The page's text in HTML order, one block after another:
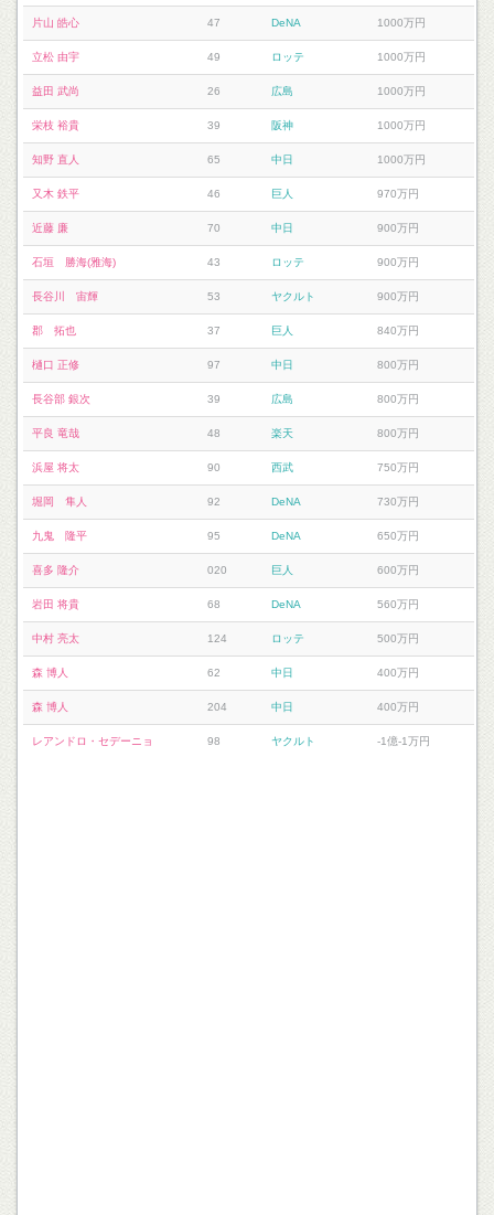
片山 皓心 47 DeNA 1000万円
立松 由宇 49 ロッテ 1000万円
益田 武尚 26 広島 1000万円
栄枝 裕貴 39 阪神 1000万円
知野 直人 65 中日 1000万円
又木 鉄平 46 巨人 970万円
近藤 廉 70 中日 900万円
石垣 勝海(雅海) 43 ロッテ 900万円
長谷川 宙輝 53 ヤクルト 900万円
郡 拓也 37 巨人 840万円
樋口 正修 97 中日 800万円
長谷部 銀次 39 広島 800万円
平良 竜哉 48 楽天 800万円
浜屋 将太 90 西武 750万円
堀岡 隼人 92 DeNA 730万円
九鬼 隆平 95 DeNA 650万円
喜多 隆介 020 巨人 600万円
岩田 将貴 68 DeNA 560万円
中村 亮太 124 ロッテ 500万円
森 博人 62 中日 400万円
森 博人 204 中日 400万円
レアンドロ・セデーニョ 98 ヤクルト -1億-1万円